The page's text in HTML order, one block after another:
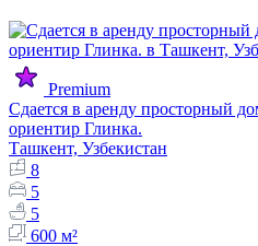
Premium
Сдается в аренду просторный
ориентир Глинка.
Ташкент, Узбекистан
8
5
5
600 м²